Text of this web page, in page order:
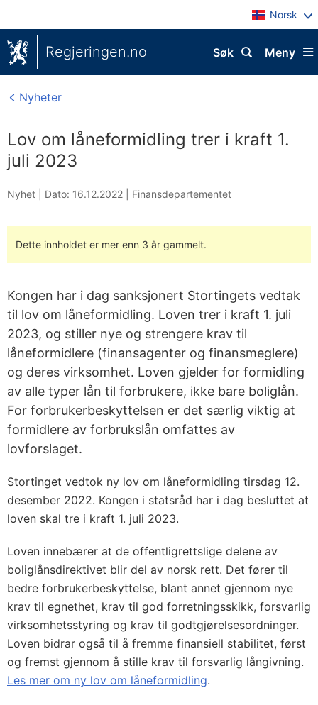
Norsk
Regjeringen.no Meny
Søk
Nyheter
Lov om låneformidling trer i kraft 1.
juli 2023
Nyhet | Dato: 16.12.2022 Finansdepartementet
Dette innholdet er mer enn 3 år gammelt.
Kongen har i dag sanksjonert Stortingets vedtak
til lov om låneformidling. Loven trer i kraft 1. juli
2023, og stiller nye og strengere krav til
låneformidlere (finansagenter og finansmeglere)
og deres virksomhet. Loven gjelder for formidling
av alle typer lån til forbrukere, ikke bare boliglån.
For forbrukerbeskyttelsen er det særlig viktig at
formidlere av forbrukslån omfattes av
lovforslaget.
Stortinget vedtok ny lov om låneformidling tirsdag 12.
desember 2022. Kongen i statsråd har i dag besluttet at
loven skal tre i kraft 1. juli 2023.
Loven innebærer at de offentligrettslige delene av
boliglånsdirektivet blir del av norsk rett. Det fører til
bedre forbrukerbeskyttelse, blant annet gjennom nye
krav til egnethet, krav til god forretningsskikk, forsvarlig
virksomhetsstyring og krav til godtgjørelses­ordninger.
Loven bidrar også til å fremme finansiell stabilitet, først
og fremst gjennom å stille krav til forsvarlig långivning.
Les mer om ny lov om låneformidling.